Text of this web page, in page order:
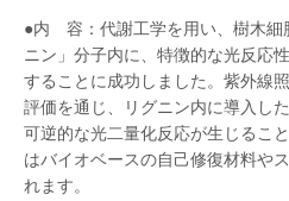
●内 容：代謝工学を用い、樹木細
ニン」分子内に、特徴的な光反応
することに成功しました。紫外線
評価を通じ、リグニン内に導入し
可逆的な光二量化反応が生じるこ
はバイオベースの自己修復材料や
れます。